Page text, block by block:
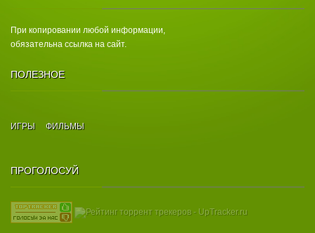
При копировании любой информации,
обязательна ссылка на сайт.
ПОЛЕЗНОЕ
ИГРЫ ФИЛЬМЫ
ПРОГОЛОСУЙ